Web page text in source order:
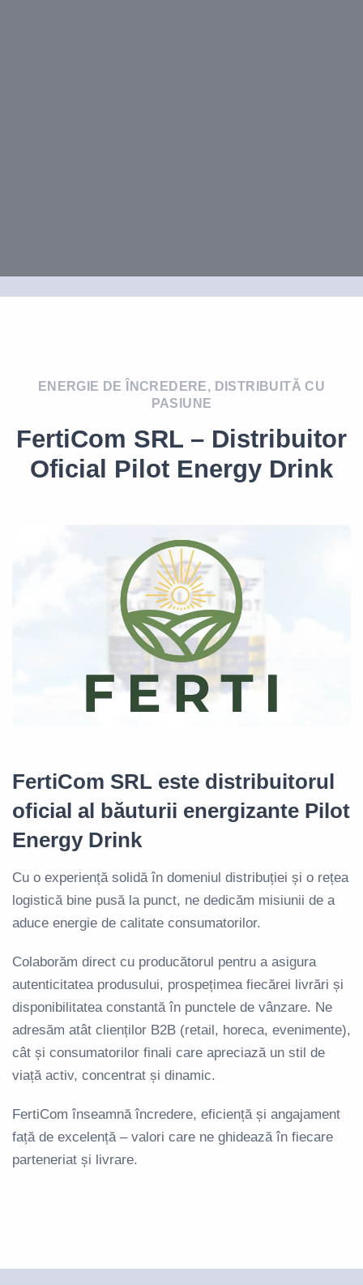
ENERGIE DE ÎNCREDERE, DISTRIBUITĂ CU
PASIUNE
FertiCom SRL – Distribuitor
Oficial Pilot Energy Drink
FertiCom SRL este distribuitorul
oficial al băuturii energizante Pilot
Energy Drink
Cu o experiență solidă în domeniul distribuției și o rețea
logistică bine pusă la punct, ne dedicăm misiunii de a
aduce energie de calitate consumatorilor.
Colaborăm direct cu producătorul pentru a asigura
autenticitatea produsului, prospețimea fiecărei livrări și
disponibilitatea constantă în punctele de vânzare. Ne
adresăm atât clienților B2B (retail, horeca, evenimente),
cât și consumatorilor finali care apreciază un stil de
viață activ, concentrat și dinamic.
FertiCom înseamnă încredere, eficiență și angajament
față de excelență – valori care ne ghidează în fiecare
parteneriat și livrare.